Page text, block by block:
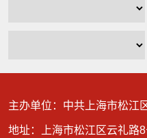
主办单位：中共上海市松江
地址：上海市松江区云礼路8